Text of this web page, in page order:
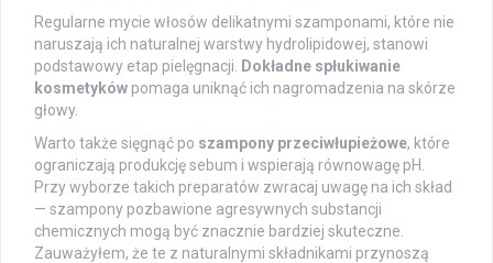
Regularne mycie włosów delikatnymi szamponami, które nie
naruszają ich naturalnej warstwy hydrolipidowej, stanowi
podstawowy etap pielęgnacji.
Dokładne spłukiwanie
kosmetyków pomaga uniknąć ich nagromadzenia na skórze
głowy.
Warto także sięgnąć po szampony przeciwłupieżowe, które
ograniczają produkcję sebum i wspierają równowagę pH.
Przy wyborze takich preparatów zwracaj uwagę na ich skład
— szampony pozbawione agresywnych substancji
chemicznych mogą być znacznie bardziej skuteczne.
Zauważyłem, że te z naturalnymi składnikami przynoszą